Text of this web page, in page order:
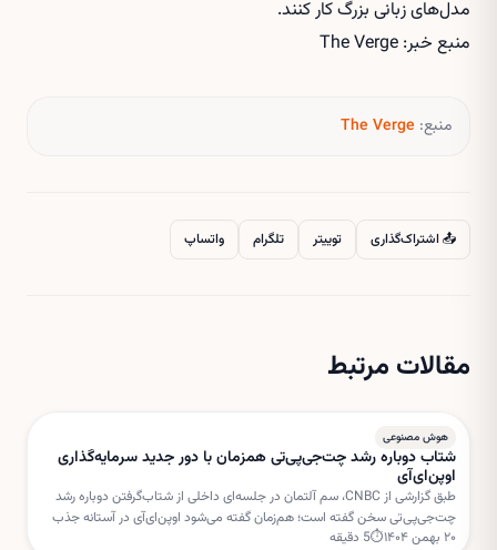
مدل‌های زبانی بزرگ کار کنند.
منبع خبر: The Verge
منبع: The Verge
📤 اشتراک‌گذاری توییتر تلگرام واتساپ
مقالات مرتبط
هوش مصنوعی
شتاب دوباره رشد چت‌جی‌پی‌تی همزمان با دور جدید سرمایه‌گذاری
اوپن‌ای‌آی
طبق گزارشی از CNBC، سم آلتمان در جلسه‌ای داخلی از شتاب‌گرفتن دوباره رشد
چت‌جی‌پی‌تی سخن گفته است؛ هم‌زمان گفته می‌شود اوپن‌ای‌آی در آستانه جذب
دور جدیدی از سرمایه‌گذاری با ارزش‌گذاری بسیار بالا است.
۲۰ بهمن ۱۴۰۴ ⏱
5 دقیقه